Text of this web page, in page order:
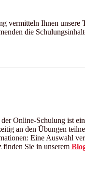
vermitteln Ihnen unsere
die
Online-Schulung ist
an den Übungen
Eine Auswahl
Sie in unserem